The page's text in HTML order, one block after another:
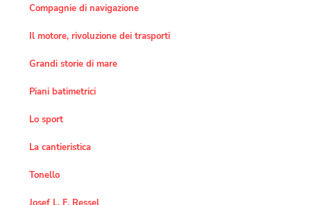
Compagnie di navigazione
Il motore, rivoluzione dei trasporti
Grandi storie di mare
Piani batimetrici
Lo sport
La cantieristica
Tonello